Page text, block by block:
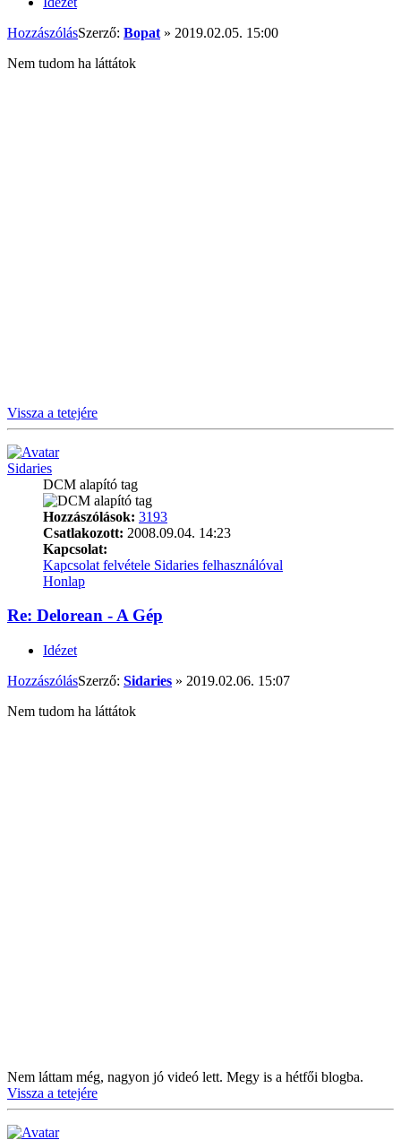
HozzászólásSzerző: Bopat » 2019.02.05. 15:00
Nem tudom ha láttátok
Vissza a tetejére
Sidaries
DCM alapító tag
Hozzászólások: 3193
Csatlakozott: 2008.09.04. 14:23
Kapcsolat:
Kapcsolat felvétele Sidaries felhasználóval
Honlap
Re: Delorean - A Gép
Idézet
HozzászólásSzerző: Sidaries » 2019.02.06. 15:07
Nem tudom ha láttátok
Nem láttam még, nagyon jó videó lett. Megy is a hétfői blogba.
Vissza a tetejére